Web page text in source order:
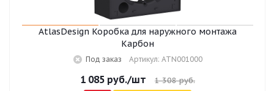
AtlasDesign Коробка для наружного монтажа
Карбон
Под заказ Артикул: ATN001000
1 085 руб./шт 1 308руб.